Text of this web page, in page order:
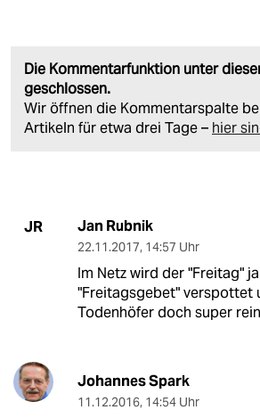
Die Kommentarfunktion unter
geschlossen.
Wir öffnen die Kommentarspalte
Artikeln für etwa drei Tage – hier
JR Jan Rubnik
22.11.2017, 14:57 Uhr
Im Netz wird der "Freitag"
"Freitagsgebet" verspottet
Todenhöfer doch super
Johannes Spark
11.12.2016, 14:54 Uhr